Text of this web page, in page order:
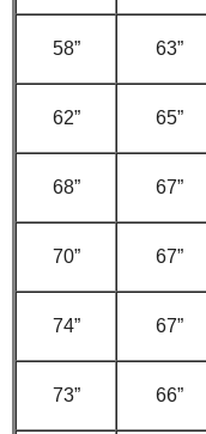
58” 63”
62” 65”
68” 67”
70” 67”
74” 67”
73” 66”